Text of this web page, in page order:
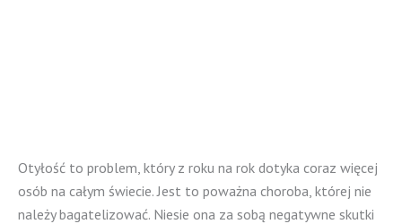
Otyłość to problem, który z roku na rok dotyka coraz więcej
osób na całym świecie. Jest to poważna choroba, której nie
należy bagatelizować. Niesie ona za sobą negatywne skutki